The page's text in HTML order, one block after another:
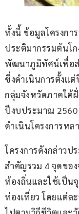
ทั้งนี้ ข้อมูลโครงกา
ประติมากรรมต้นโ
พัฒนาภูมิทัศน์เพื่อส่
ซึ่งดำเนินการตั้งแ
กลุ่มจังหวัดภาคใต้
ปีงบประมาณ 2560
ดำเนินโครงการหล
โครงการดังกล่าว
สำคัญรวม 4 จุดขอ
ท้องถิ่นและใช้เป็น
ท่องเที่ยว โดยแต่